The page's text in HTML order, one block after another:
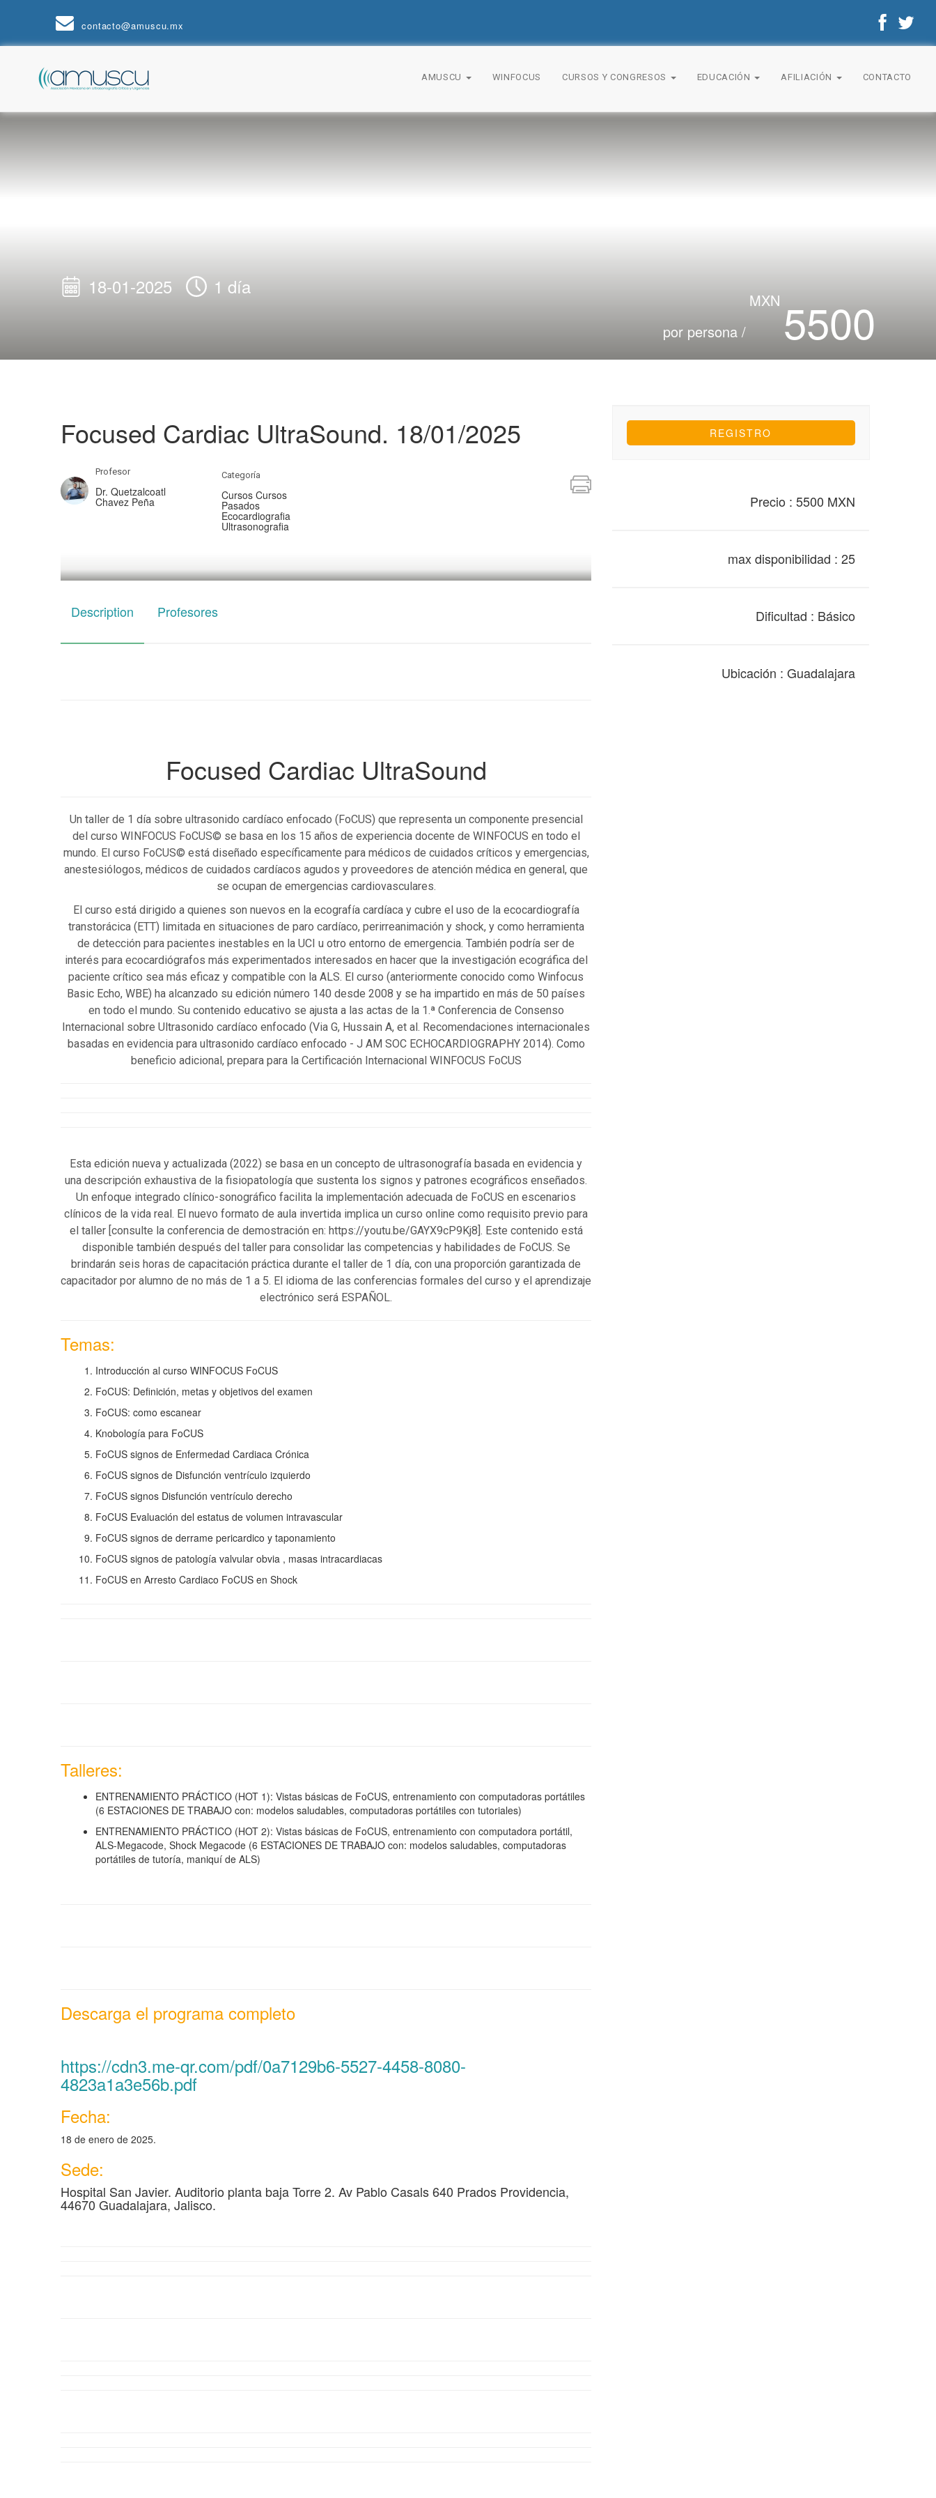
contacto@amuscu.mx
AMUSCU WINFOCUS CURSOS Y CONGRESOS EDUCACIÓN AFILIACIÓN CONTACTO
18-01-2025 1 día
por persona /
MXN 5500
Focused Cardiac UltraSound. 18/01/2025
Profesor
Dr. Quetzalcoatl
Chavez Peña
Categoría
Cursos Cursos
Pasados
Ecocardiografia
Ultrasonografia
Description Profesores
Focused Cardiac UltraSound
Un taller de 1 día sobre ultrasonido cardíaco enfocado (FoCUS) que representa un componente presencial
del curso WINFOCUS FoCUS© se basa en los 15 años de experiencia docente de WINFOCUS en todo el
mundo. El curso FoCUS© está diseñado específicamente para médicos de cuidados críticos y emergencias,
anestesiólogos, médicos de cuidados cardíacos agudos y proveedores de atención médica en general, que
se ocupan de emergencias cardiovasculares.
El curso está dirigido a quienes son nuevos en la ecografía cardíaca y cubre el uso de la ecocardiografía
transtorácica (ETT) limitada en situaciones de paro cardíaco, perirreanimación y shock, y como herramienta
de detección para pacientes inestables en la UCI u otro entorno de emergencia. También podría ser de
interés para ecocardiógrafos más experimentados interesados en hacer que la investigación ecográfica del
paciente crítico sea más eficaz y compatible con la ALS. El curso (anteriormente conocido como Winfocus
Basic Echo, WBE) ha alcanzado su edición número 140 desde 2008 y se ha impartido en más de 50 países
en todo el mundo. Su contenido educativo se ajusta a las actas de la 1.ª Conferencia de Consenso
Internacional sobre Ultrasonido cardíaco enfocado (Via G, Hussain A, et al. Recomendaciones internacionales
basadas en evidencia para ultrasonido cardíaco enfocado - J AM SOC ECHOCARDIOGRAPHY 2014). Como
beneficio adicional, prepara para la Certificación Internacional WINFOCUS FoCUS
Esta edición nueva y actualizada (2022) se basa en un concepto de ultrasonografía basada en evidencia y
una descripción exhaustiva de la fisiopatología que sustenta los signos y patrones ecográficos enseñados.
Un enfoque integrado clínico-sonográfico facilita la implementación adecuada de FoCUS en escenarios
clínicos de la vida real. El nuevo formato de aula invertida implica un curso online como requisito previo para
el taller [consulte la conferencia de demostración en: https://youtu.be/GAYX9cP9Kj8]. Este contenido está
disponible también después del taller para consolidar las competencias y habilidades de FoCUS. Se
brindarán seis horas de capacitación práctica durante el taller de 1 día, con una proporción garantizada de
capacitador por alumno de no más de 1 a 5. El idioma de las conferencias formales del curso y el aprendizaje
electrónico será ESPAÑOL.
Temas:
Introducción al curso WINFOCUS FoCUS
FoCUS: Definición, metas y objetivos del examen
FoCUS: como escanear
Knobología para FoCUS
FoCUS signos de Enfermedad Cardiaca Crónica
FoCUS signos de Disfunción ventrículo izquierdo
FoCUS signos Disfunción ventrículo derecho
FoCUS Evaluación del estatus de volumen intravascular
FoCUS signos de derrame pericardico y taponamiento
FoCUS signos de patología valvular obvia , masas intracardiacas
FoCUS en Arresto Cardiaco FoCUS en Shock
Talleres:
ENTRENAMIENTO PRÁCTICO (HOT 1): Vistas básicas de FoCUS, entrenamiento con computadoras portátiles
(6 ESTACIONES DE TRABAJO con: modelos saludables, computadoras portátiles con tutoriales)
ENTRENAMIENTO PRÁCTICO (HOT 2): Vistas básicas de FoCUS, entrenamiento con computadora portátil,
ALS-Megacode, Shock Megacode (6 ESTACIONES DE TRABAJO con: modelos saludables, computadoras
portátiles de tutoría, maniquí de ALS)
Descarga el programa completo
https://cdn3.me-qr.com/pdf/0a7129b6-5527-4458-8080-
4823a1a3e56b.pdf
Fecha:
18 de enero de 2025.
Sede:
Hospital San Javier. Auditorio planta baja Torre 2. Av Pablo Casals 640 Prados Providencia,
44670 Guadalajara, Jalisco.
Precio : 5500 MXN
max disponibilidad : 25
Dificultad : Básico
Ubicación : Guadalajara